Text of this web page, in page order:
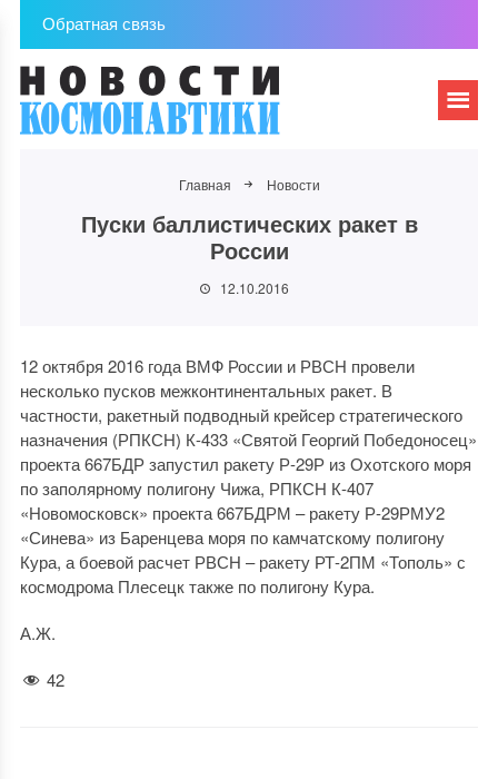
Обратная связь
Главная Новости
Пуски баллистических ракет в
России
12.10.2016
12 октября 2016 года ВМФ России и РВСН провели
несколько пусков межконтинентальных ракет. В
частности, ракетный подводный крейсер стратегического
назначения (РПКСН) К-433 «Святой Георгий Победоносец»
проекта 667БДР запустил ракету Р-29Р из Охотского моря
по заполярному полигону Чижа, РПКСН К-407
«Новомосковск» проекта 667БДРМ – ракету Р-29РМУ2
«Синева» из Баренцева моря по камчатскому полигону
Кура, а боевой расчет РВСН – ракету РТ-2ПМ «Тополь» с
космодрома Плесецк также по полигону Кура.
А.Ж.
42